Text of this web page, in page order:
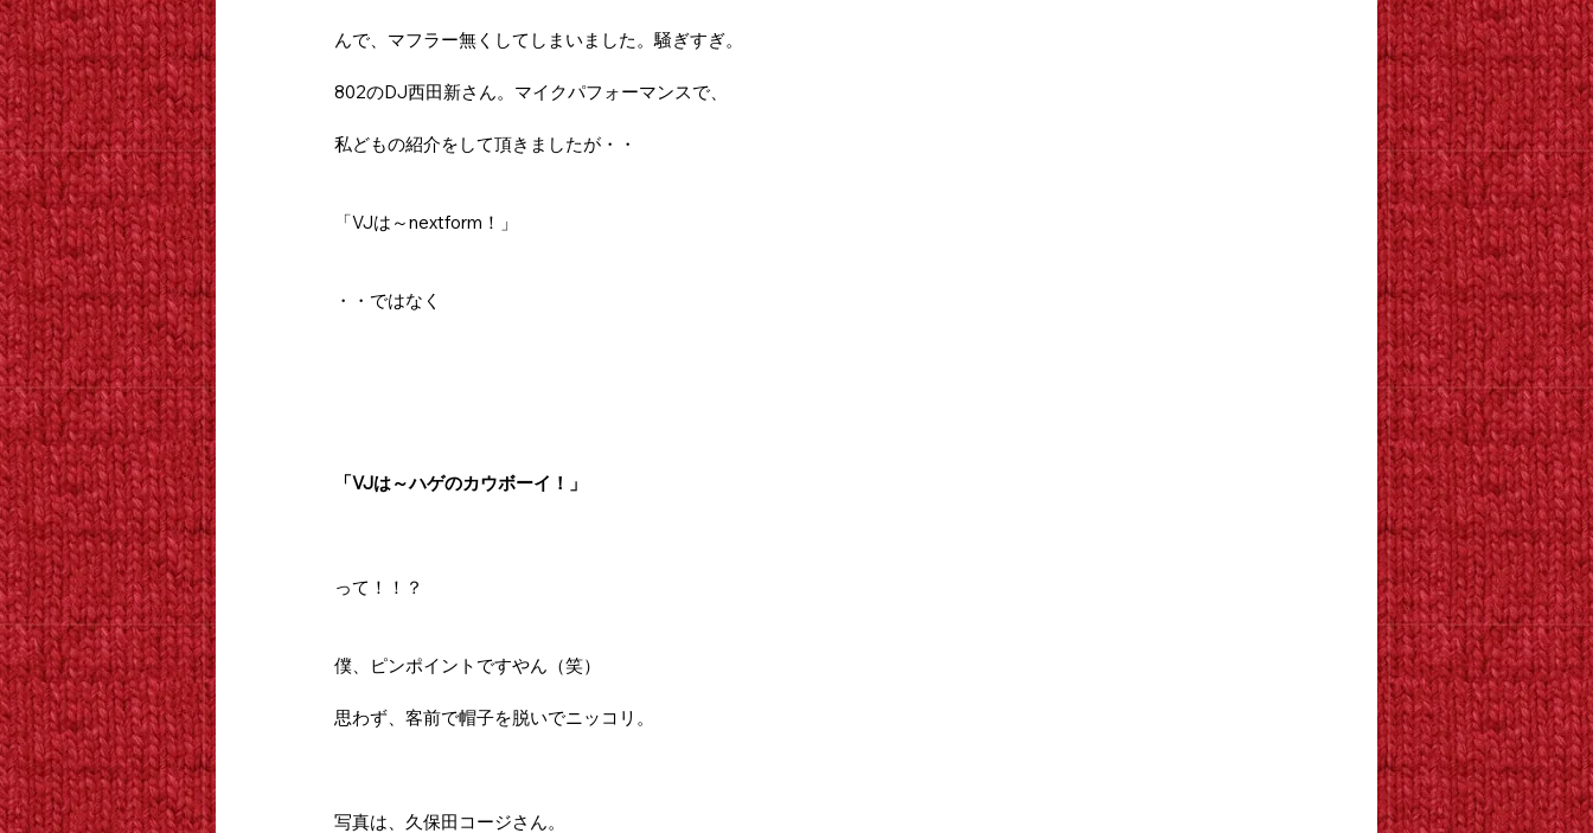
んで、マフラー無くしてしまいました。騒ぎすぎ。
802のDJ西田新さん。マイクパフォーマンスで、
私どもの紹介をして頂きましたが・・
「VJは～nextform！」
・・ではなく
「VJは～ハゲのカウボーイ！」
って！！？
僕、ピンポイントですやん（笑）
思わず、客前で帽子を脱いでニッコリ。
写真は、久保田コージさん。